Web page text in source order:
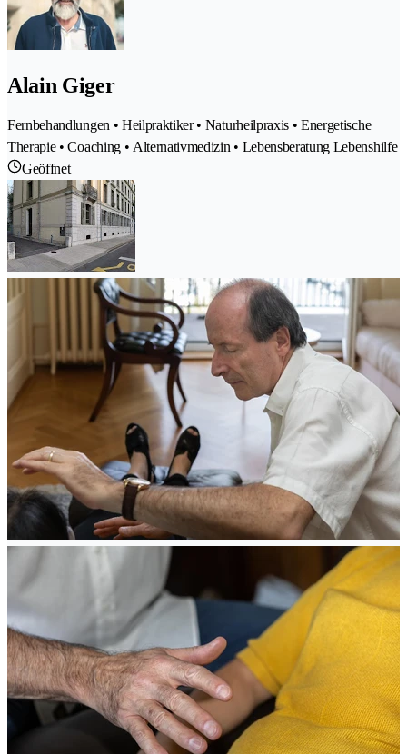
Alain Giger
Fernbehandlungen • Heilpraktiker • Naturheilpraxis • Energetische
Therapie • Coaching • Alternativmedizin • Lebensberatung Lebenshilfe
Geöffnet